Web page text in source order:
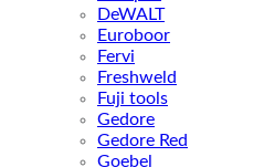
DeWALT
Euroboor
Fervi
Freshweld
Fuji tools
Gedore
Gedore Red
Goebel